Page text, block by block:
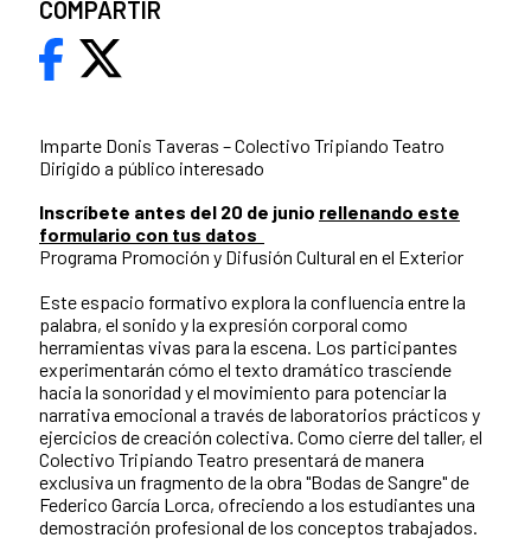
Imparte Donis Taveras – Colectivo Tripiando Teatro
Dirigido a público interesado
Inscríbete antes del 20 de junio rellenando este
formulario con tus datos
Programa Promoción y Difusión Cultural en el Exterior
Este espacio formativo explora la confluencia entre la
palabra, el sonido y la expresión corporal como
herramientas vivas para la escena. Los participantes
experimentarán cómo el texto dramático trasciende
hacia la sonoridad y el movimiento para potenciar la
narrativa emocional a través de laboratorios prácticos y
ejercicios de creación colectiva. Como cierre del taller, el
Colectivo Tripiando Teatro presentará de manera
exclusiva un fragmento de la obra "Bodas de Sangre" de
Federico García Lorca, ofreciendo a los estudiantes una
demostración profesional de los conceptos trabajados.
COMPARTIR